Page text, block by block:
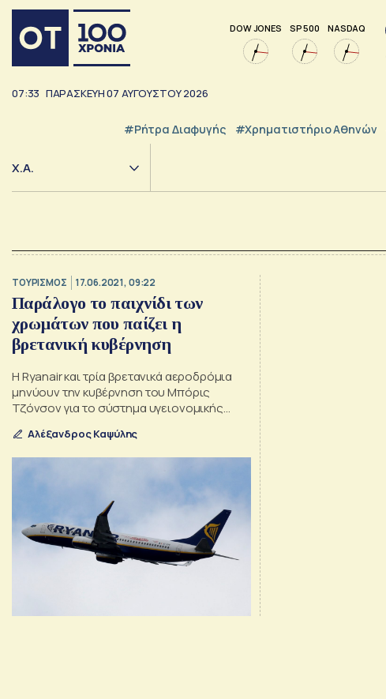
DOW JONES SP 500 NASDAQ
07:33 ΠΑΡΑΣΚΕΥΗ07 ΑΥΓΟΥΣΤΟΥ2026
#ρήτρα Διαφυγής #Χρηματιστήριο Αθηνών
Χ.Α.
ΤΟΥΡΙΣΜΟΣ 17.06.2021, 09:22
Παράλογο το παιχνίδι των
χρωμάτων που παίζει η
βρετανική κυβέρνηση
H Ryanair και τρία βρετανικά αεροδρόμια
μηνύουν την κυβέρνηση του Μπόρις
Τζόνσον για το σύστημα υγειονομικής
Αλέξανδρος Καψύλης